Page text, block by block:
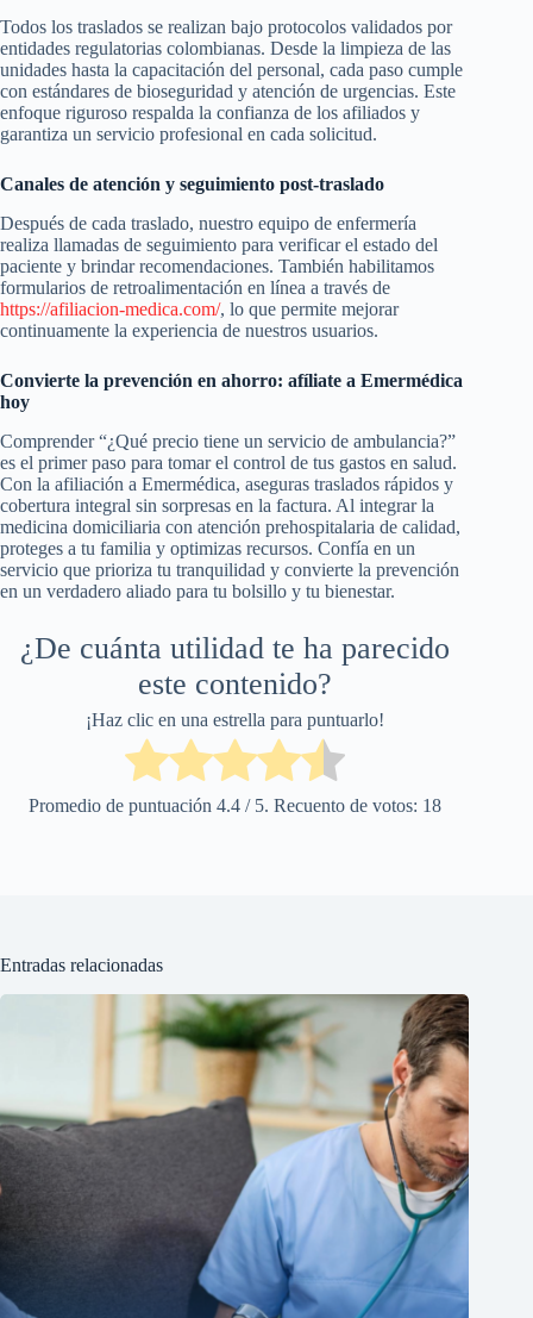
Todos los traslados se realizan bajo protocolos validados por
entidades regulatorias colombianas. Desde la limpieza de las
unidades hasta la capacitación del personal, cada paso cumple
con estándares de bioseguridad y atención de urgencias. Este
enfoque riguroso respalda la confianza de los afiliados y
garantiza un servicio profesional en cada solicitud.
Canales de atención y seguimiento post-traslado
Después de cada traslado, nuestro equipo de enfermería
realiza llamadas de seguimiento para verificar el estado del
paciente y brindar recomendaciones. También habilitamos
formularios de retroalimentación en línea a través de
https://afiliacion-medica.com/, lo que permite mejorar
continuamente la experiencia de nuestros usuarios.
Convierte la prevención en ahorro: afíliate a Emermédica
hoy
Comprender “¿Qué precio tiene un servicio de ambulancia?”
es el primer paso para tomar el control de tus gastos en salud.
Con la afiliación a Emermédica, aseguras traslados rápidos y
cobertura integral sin sorpresas en la factura. Al integrar la
medicina domiciliaria con atención prehospitalaria de calidad,
proteges a tu familia y optimizas recursos. Confía en un
servicio que prioriza tu tranquilidad y convierte la prevención
en un verdadero aliado para tu bolsillo y tu bienestar.
¿De cuánta utilidad te ha parecido
este contenido?
¡Haz clic en una estrella para puntuarlo!
Promedio de puntuación 4.4/ 5. Recuento de votos: 18
Entradas relacionadas